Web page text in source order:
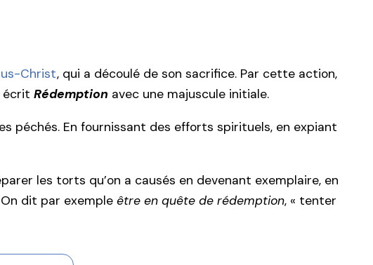
Christ, qui a découlé de son sacrifice. Par cette action,
écrit Rédemption avec une majuscule initiale.
péchés. En fournissant des efforts spirituels, en expiant
les torts qu’on a causés en devenant exemplaire, en
dit par exemple être en quête de rédemption, « tenter